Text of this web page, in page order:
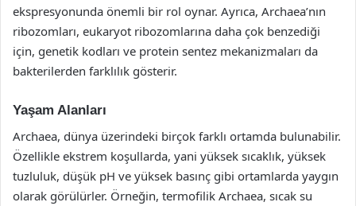
ekspresyonunda önemli bir rol oynar. Ayrıca, Archaea’nın
ribozomları, eukaryot ribozomlarına daha çok benzediği
için, genetik kodları ve protein sentez mekanizmaları da
bakterilerden farklılık gösterir.
Yaşam Alanları
Archaea, dünya üzerindeki birçok farklı ortamda bulunabilir.
Özellikle ekstrem koşullarda, yani yüksek sıcaklık, yüksek
tuzluluk, düşük pH ve yüksek basınç gibi ortamlarda yaygın
olarak görülürler. Örneğin, termofilik Archaea, sıcak su